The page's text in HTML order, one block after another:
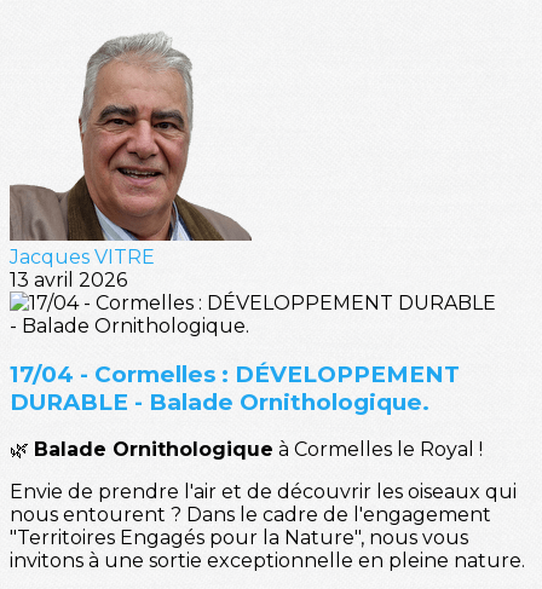
Jacques VITRE
13 avril 2026
17/04 - Cormelles : DÉVELOPPEMENT
DURABLE - Balade Ornithologique.
🌿 Balade Ornithologique à Cormelles le Royal !
Envie de prendre l'air et de découvrir les oiseaux qui
nous entourent ? Dans le cadre de l'engagement
"Territoires Engagés pour la Nature", nous vous
invitons à une sortie exceptionnelle en pleine nature.